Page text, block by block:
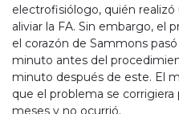
electrofisiólogo, quién realizó
aliviar la FA. Sin embargo, el
el corazón de Sammons
minuto antes del
minuto después de este. El
que el problema se corrigiera
meses y no ocurrió.